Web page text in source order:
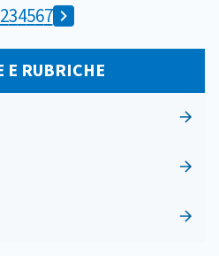
Vai
2Vai
alla
pagina
3
3Vai
alla
pagina
4
4Vai
alla
pagina
5
5Vai
alla
pagina
6
6Vai
alla
pagina
7
7Vai
alla
pagina
successiva
E RUBRICHE